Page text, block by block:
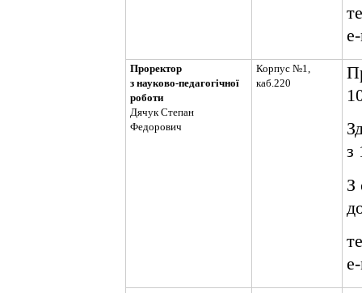
Проректор
з науково-педагогічної
роботи
Дячук Степан
Федорович
Корпус №1,
каб.220
з
З